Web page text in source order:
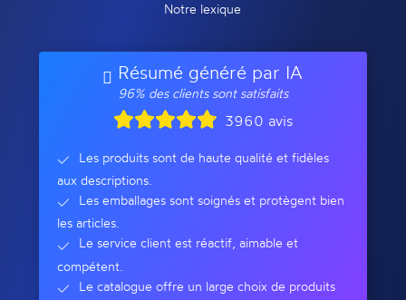
Notre lexique
Résumé généré par IA
96% des clients sont satisfaits
3960 avis
Les produits sont de haute qualité et fidèles
aux descriptions.
Les emballages sont soignés et protègent bien
les articles.
Le service client est réactif, aimable et
compétent.
Le catalogue offre un large choix de produits